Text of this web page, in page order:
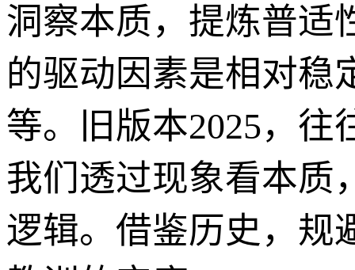
洞察本质，提炼普适
的驱动因素是相对稳
等。旧版本2025，
我们透过现象看本质
逻辑。借鉴历史，规